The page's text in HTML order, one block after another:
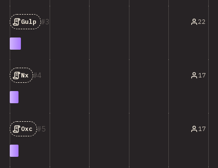
3
Gulp 22
4
Nx 17
5
Oxc 17